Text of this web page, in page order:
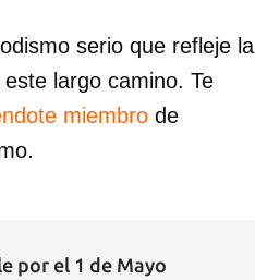
serio que refleje la
largo camino. Te
miembro de
por el 1 de Mayo